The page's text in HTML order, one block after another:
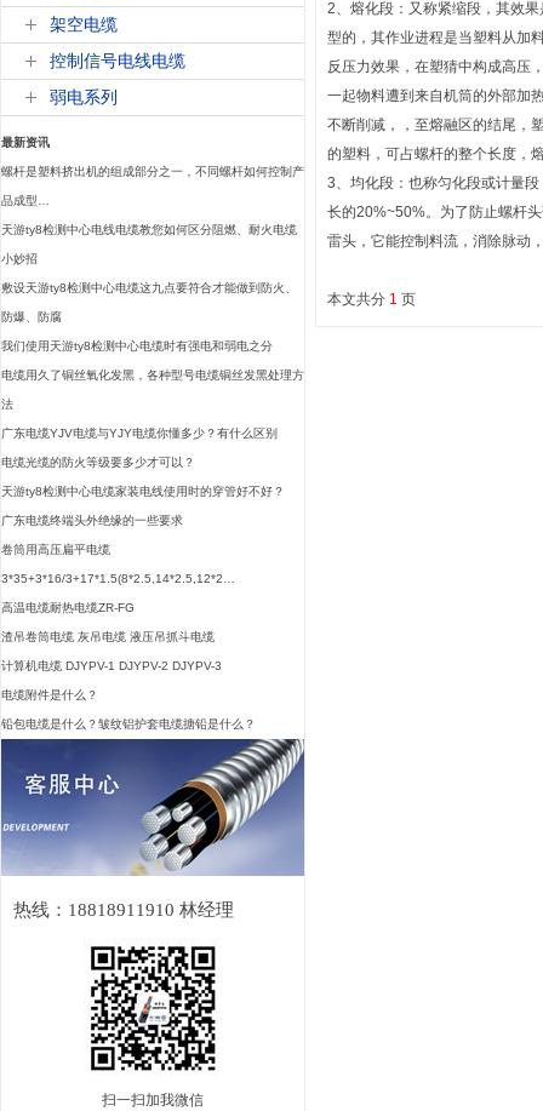
架空电缆
控制信号电线电缆
弱电系列
最新资讯
螺杆是塑料挤出机的组成部分之一，不同螺杆如何控制产
品成型…
天游ty8检测中心电线电缆教您如何区分阻燃、耐火电缆
小妙招
敷设天游ty8检测中心电缆这九点要符合才能做到防火、
防爆、防腐
我们使用天游ty8检测中心电缆时有强电和弱电之分
电缆用久了铜丝氧化发黑，各种型号电缆铜丝发黑处理方
法
广东电缆YJV电缆与YJY电缆你懂多少？有什么区别
电缆光缆的防火等级要多少才可以？
天游ty8检测中心电缆家装电线使用时的穿管好不好？
广东电缆终端头外绝缘的一些要求
卷筒用高压扁平电缆
3*35+3*16/3+17*1.5(8*2.5,14*2.5,12*2…
高温电缆耐热电缆ZR-FG
渣吊卷筒电缆 灰吊电缆 液压吊抓斗电缆
计算机电缆 DJYPV-1 DJYPV-2 DJYPV-3
电缆附件是什么？
铅包电缆是什么？皱纹铝护套电缆搪铅是什么？
热线：18818911910 林经理
扫一扫加我微信
2、熔化段：又称紧缩段，其效
型的，其作业进程是当塑料从加
反压力效果，在塑猜中构成高压
一起物料遭到来自机筒的外部加
不断削减，，至熔融区的结尾，
的塑料，可占螺杆的整个长度，
3、均化段：也称匀化段或计量
长的20%~50%。为了防止螺杆
雷头，它能控制料流，消除脉动
本文共分 1 页